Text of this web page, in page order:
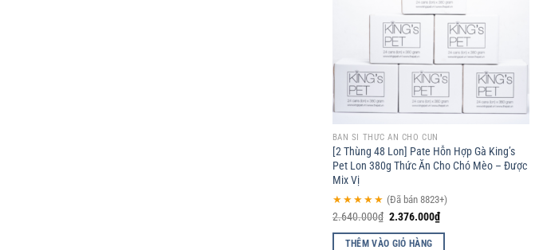
BÁN SỈ THỨC ĂN CHO CÚN
[2 Thùng 48 Lon] Pate Hỗn Hợp Gà King’s
Pet Lon 380g Thức Ăn Cho Chó Mèo – Được
Mix Vị
★★★★★ (Đã bán 8823+)
2.640.000₫ 2.376.000₫
THÊM VÀO GIỎ HÀNG